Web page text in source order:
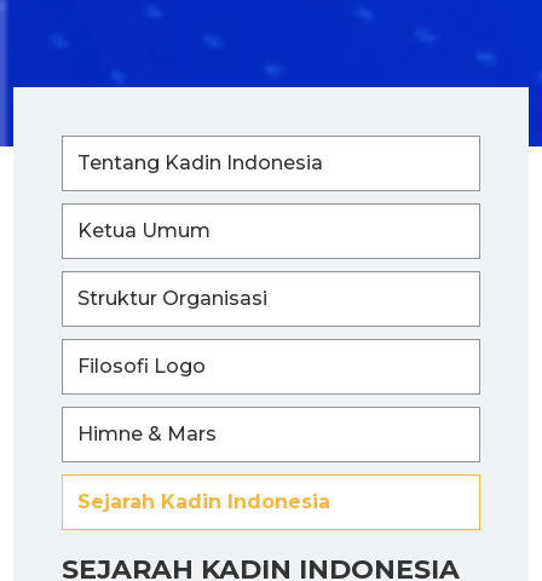
SEJARAH KADIN INDONESIA
Tentang Kadin Indonesia
Ketua Umum
Struktur Organisasi
Filosofi Logo
Himne & Mars
Sejarah Kadin Indonesia